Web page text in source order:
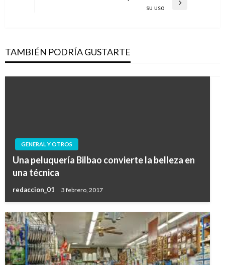
su uso
TAMBIÉN PODRÍA GUSTARTE
GENERAL Y OTROS
Una peluquería Bilbao convierte la belleza en
una técnica
redaccion_01 3 febrero, 2017